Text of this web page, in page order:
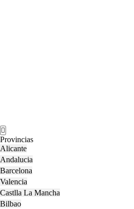
Menu
Provincias
Alicante
Andalucia
Barcelona
Valencia
Castlla La Mancha
Bilbao